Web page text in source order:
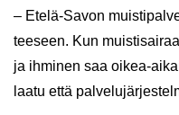
– Etelä-​Savon
tee­seen. Kun
ja ih­mi­nen saa oikea-​
laa­tu että